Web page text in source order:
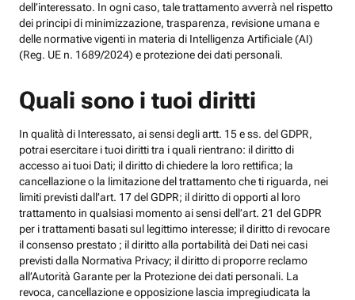
dell’interessato. In ogni caso, tale trattamento avverrà nel rispetto
dei principi di minimizzazione, trasparenza, revisione umana e
delle normative vigenti in materia di Intelligenza Artificiale (AI)
(Reg. UE n. 1689/2024) e protezione dei dati personali.
Quali sono i tuoi diritti
In qualità di Interessato, ai sensi degli artt. 15 e ss. del GDPR,
potrai esercitare i tuoi diritti tra i quali rientrano: il diritto di
accesso ai tuoi Dati; il diritto di chiedere la loro rettifica; la
cancellazione o la limitazione del trattamento che ti riguarda, nei
limiti previsti dall’art. 17 del GDPR; il diritto di opporti al loro
trattamento in qualsiasi momento ai sensi dell’art. 21 del GDPR
per i trattamenti basati sul legittimo interesse; il diritto di revocare
il consenso prestato ; il diritto alla portabilità dei Dati nei casi
previsti dalla Normativa Privacy; il diritto di proporre reclamo
all’Autorità Garante per la Protezione dei dati personali. La
revoca, cancellazione e opposizione lascia impregiudicata la